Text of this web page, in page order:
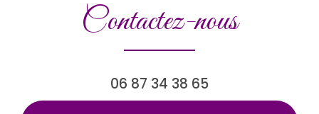
Contactez-nous
06 87 34 38 65